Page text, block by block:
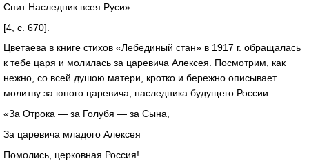
Спит Наследник всея Руси»
[4, с. 670].
Цветаева в книге стихов «Лебединый стан» в 1917 г. обращалась
к тебе царя и молилась за царевича Алексея. Посмотрим, как
нежно, со всей душою матери, кротко и бережно описывает
молитву за юного царевича, наследника будущего России:
«За Отрока — за Голубя — за Сына,
За царевича младого Алексея
Помолись, церковная Россия!